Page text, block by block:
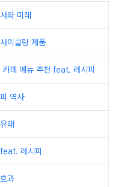
와 미래
이클링 제품
페 메뉴 추천 feat. 레시피
역사
래
레시피
과